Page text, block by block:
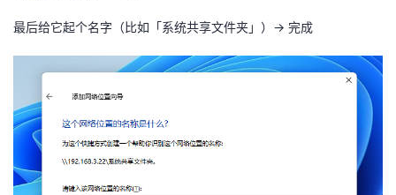
最后给它起个名字（比如「系统共享文件夹」）→ 完成